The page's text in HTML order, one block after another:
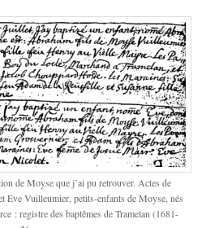
de Moyse que j’ai pu retrouver. Actes de
Eve Vuilleumier, petits-enfants de Moyse, nés
: registre des baptêmes de Tramelan (1681-